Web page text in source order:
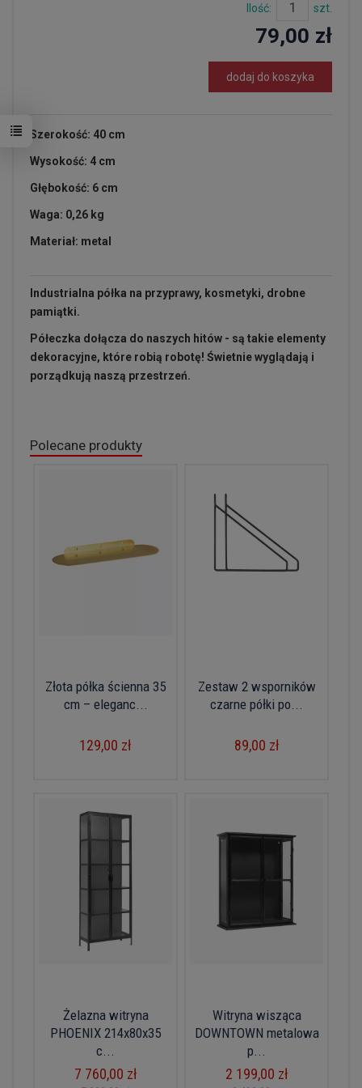
Ilość: szt.
79,00 zł
dodaj do koszyka
Szerokość: 40 cm
Wysokość: 4 cm
Głębokość: 6 cm
Waga: 0,26 kg
Materiał: metal
Industrialna półka na przyprawy, kosmetyki, drobne
pamiątki.
Półeczka dołącza do naszych hitów - są takie elementy
dekoracyjne, które robią robotę! Świetnie wyglądają i
porządkują naszą przestrzeń.
Polecane produkty
Złota półka ścienna 35
cm – eleganc...
129,00 zł
Zestaw 2 wsporników
czarne półki po...
89,00 zł
Żelazna witryna
PHOENIX 214x80x35
c...
7 760,00 zł
Witryna wisząca
DOWNTOWN metalowa
p...
2 199,00 zł